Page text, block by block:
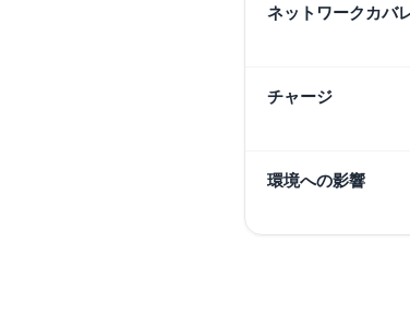
ネットワークカバ
チャージ
環境への影響